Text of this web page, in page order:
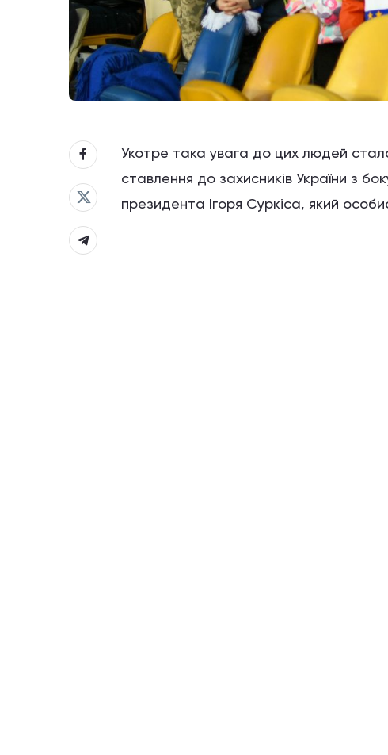
Укотре така увага до цих людей
ставлення до захисників України з
президента Ігоря Суркіса, який